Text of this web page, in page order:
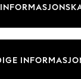
Blankets
Teppe